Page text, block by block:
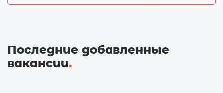
Последние добавленные
вакансии.